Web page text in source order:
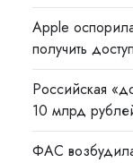
Apple
получить
Российская
10 млрд
ФАС